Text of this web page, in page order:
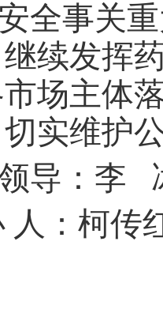
全事关
续发挥
场主体
实维护
导：李
人：柯